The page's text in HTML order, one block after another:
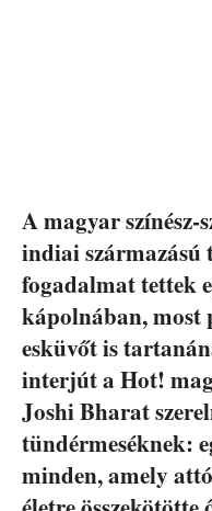
A magyar színész-
indiai származású
fogadalmat tettek
kápolnában, most
esküvőt is
interjút a Hot!
Joshi Bharat
tündérmeséknek:
minden, amely